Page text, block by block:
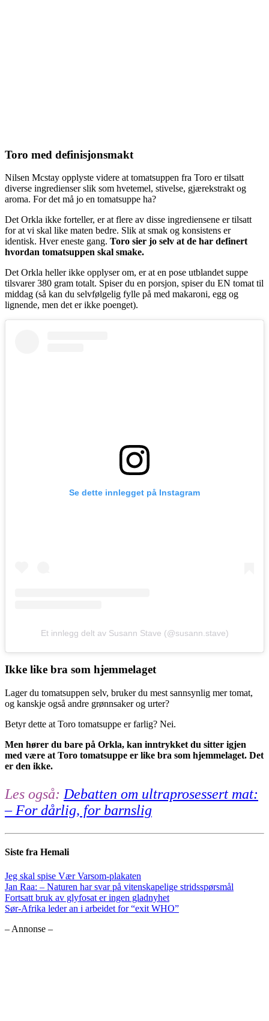
Toro med definisjonsmakt
Nilsen Mcstay opplyste videre at tomatsuppen fra Toro er tilsatt
diverse ingredienser slik som hvetemel, stivelse, gjærekstrakt og
aroma. For det må jo en tomatsuppe ha?
Det Orkla ikke forteller, er at flere av disse ingrediensene er tilsatt
for at vi skal like maten bedre. Slik at smak og konsistens er
identisk. Hver eneste gang. Toro sier jo selv at de har definert
hvordan tomatsuppen skal smake.
Det Orkla heller ikke opplyser om, er at en pose utblandet suppe
tilsvarer 380 gram totalt. Spiser du en porsjon, spiser du EN tomat til
middag (så kan du selvfølgelig fylle på med makaroni, egg og
lignende, men det er ikke poenget).
Se dette innlegget på Instagram
Et innlegg delt av Susann Stave (@susann.stave)
Ikke like bra som hjemmelaget
Lager du tomatsuppen selv, bruker du mest sannsynlig mer tomat,
og kanskje også andre grønnsaker og urter?
Betyr dette at Toro tomatsuppe er farlig? Nei.
Men hører du bare på Orkla, kan inntrykket du sitter igjen
med være at Toro tomatsuppe er like bra som hjemmelaget. Det
er den ikke.
Les også: Debatten om ultraprosessert mat:
– For dårlig, for barnslig
Siste fra Hemali
Jeg skal spise Vær Varsom-plakaten
Jan Raa: – Naturen har svar på vitenskapelige stridsspørsmål
Fortsatt bruk av glyfosat er ingen gladnyhet
Sør-Afrika leder an i arbeidet for “exit WHO”
– Annonse –